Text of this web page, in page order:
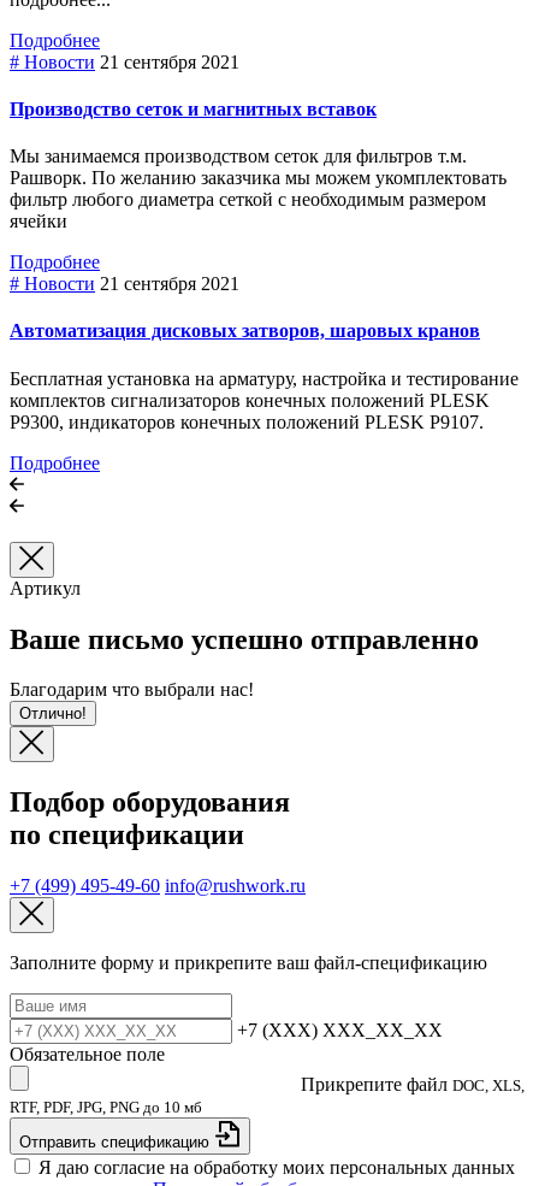
Подробнее
# Новости 21 сентября 2021
Производство сеток и магнитных вставок
Мы занимаемся производством сеток для фильтров т.м.
Рашворк. По желанию заказчика мы можем укомплектовать
фильтр любого диаметра сеткой с необходимым размером
ячейки
Подробнее
# Новости 21 сентября 2021
Автоматизация дисковых затворов, шаровых кранов
Бесплатная установка на арматуру, настройка и тестирование
комплектов сигнализаторов конечных положений PLESK
P9300, индикаторов конечных положений PLESK P9107.
Подробнее
Артикул
Ваше письмо успешно отправленно
Благодарим что выбрали нас!
Отлично!
Подбор оборудования
по спецификации
+7 (499) 495-49-60 info@rushwork.ru
Заполните форму и прикрепите ваш файл‑спецификацию
+7 (XXX) XXX_XX_XX
Обязательное поле
Прикрепите файл DOC, XLS,
RTF, PDF, JPG, PNG до 10 мб
Отправить спецификацию
Я даю согласие на обработку моих персональных данных